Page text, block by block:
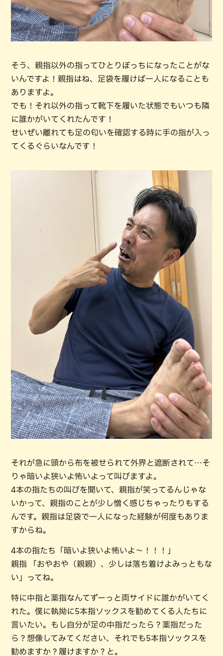
そう、親指以外の指ってひとりぼっちになったことがな
いんですよ！親指はね、足袋を履けば一人になることも
ありますよ。
でも！それ以外の指って靴下を履いた状態でもいつも隣
に誰かがいてくれたんです！
せいぜい離れても足の匂いを確認する時に手の指が入っ
てくるぐらいなんです！
それが急に頭から布を被せられて外界と遮断されて…そ
りゃ暗いよ狭いよ怖いよって叫びますよ。
4本の指たちの叫びを聞いて、親指が笑ってるんじゃな
いかって、親指のことが少し憎く感じちゃったりもする
んです。親指は足袋で一人になった経験が何度もありま
すからね。
4本の指たち「暗いよ狭いよ怖いよ〜！！！」
親指 「おやおや（親親）、少しは落ち着けよみっともな
い」ってね。
特に中指と薬指なんてずーっと両サイドに誰かがいてく
れた。僕に執拗に5本指ソックスを勧めてくる人たちに
言いたい。もし自分が足の中指だったら？薬指だった
ら？想像してみてください、それでも5本指ソックスを
勧めますか？履けますか？と。